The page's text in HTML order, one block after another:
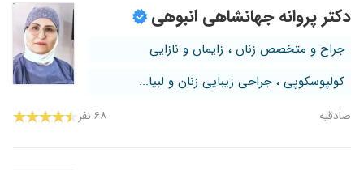
دکتر پروانه جهانشاهی انبوهی
جراح و متخصص زنان ، زایمان و نازایی
کولپوسکوپی ، جراحی زیبایی زنان و لبیا...
صادقیه ۶۸ نفر